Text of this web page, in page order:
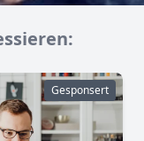
Gesponsert